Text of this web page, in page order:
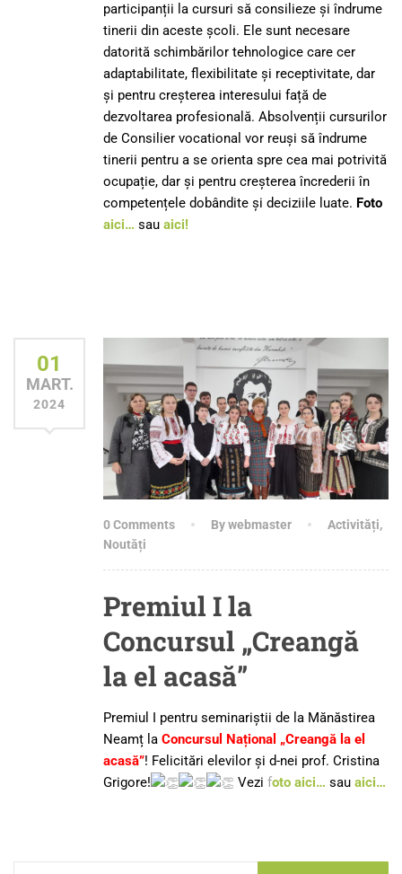
participanții la cursuri să consilieze și îndrume
tinerii din aceste școli. Ele sunt necesare
datorită schimbărilor tehnologice care cer
adaptabilitate, flexibilitate și receptivitate, dar
și pentru creșterea interesului față de
dezvoltarea profesională. Absolvenții cursurilor
de Consilier vocational vor reuși să îndrume
tinerii pentru a se orienta spre cea mai potrivită
ocupație, dar și pentru creșterea încrederii în
competențele dobândite și deciziile luate. Foto
aici… sau aici!
01
MART.
2024
0 Comments By webmaster Activități,
Noutăți
Premiul I la
Concursul „Creangă
la el acasă”
Premiul I pentru seminariștii de la Mănăstirea
Neamț la Concursul Național „Creangă la el
acasă”! Felicitări elevilor și d-nei prof. Cristina
Grigore!
Vezi foto aici… sau aici…